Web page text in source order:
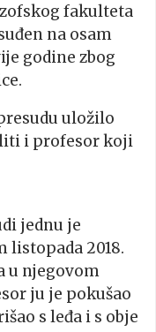
fakulteta
na osam
godine zbog
uložilo
i profesor koji
jednu je
listopada 2018.
u njegovom
ju je pokušao
s leđa i s obje